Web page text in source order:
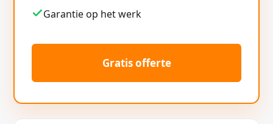
Garantie op het werk
Gratis offerte